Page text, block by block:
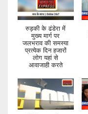
रुड़की के ढंडेरा में
मुख्य मार्ग पर
जलभराव की समस्या
प्रत्येक दिन हजारों
लोग यहां से
आवाजाही करते